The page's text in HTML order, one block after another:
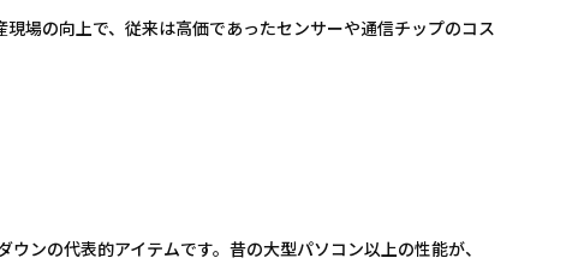
場の向上で、従来は高価であったセンサーや通信チップのコス
ンの代表的アイテムです。昔の大型パソコン以上の性能が、